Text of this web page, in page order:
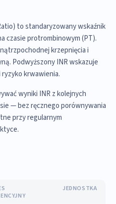
to standaryzowany wskaźnik
czasie protrombinowym (PT).
krzepnięcia i
Podwyższony INR wskazuje
ryzyko krwawienia.
wyniki INR z kolejnych
— bez ręcznego porównywania
przy regularnym
JEDNOSTKA